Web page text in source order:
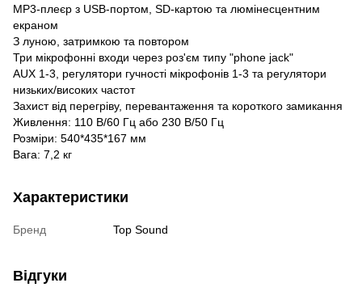
MP3-плеєр з USB-портом, SD-картою та люмінесцентним
екраном
З луною, затримкою та повтором
Три мікрофонні входи через роз'єм типу "phone jack"
AUX 1-3, регулятори гучності мікрофонів 1-3 та регулятори
низьких/високих частот
Захист від перегріву, перевантаження та короткого замикання
Живлення: 110 В/60 Гц або 230 В/50 Гц
Розміри: 540*435*167 мм
Вага: 7,2 кг
Характеристики
Бренд Top Sound
Відгуки